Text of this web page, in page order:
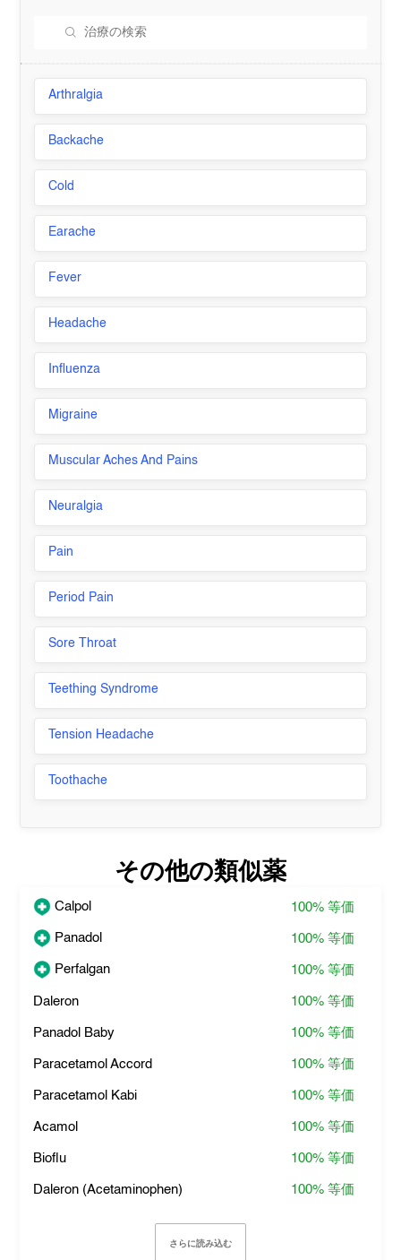
Arthralgia
Backache
Cold
Earache
Fever
Headache
Influenza
Migraine
Muscular Aches And Pains
Neuralgia
Pain
Period Pain
Sore Throat
Teething Syndrome
Tension Headache
Toothache
その他の類似薬
Calpol 100% 等価
Panadol 100% 等価
Perfalgan 100% 等価
Daleron 100% 等価
Panadol Baby 100% 等価
Paracetamol Accord 100% 等価
Paracetamol Kabi 100% 等価
Acamol 100% 等価
Bioflu 100% 等価
Daleron (Acetaminophen) 100% 等価
さらに読み込む